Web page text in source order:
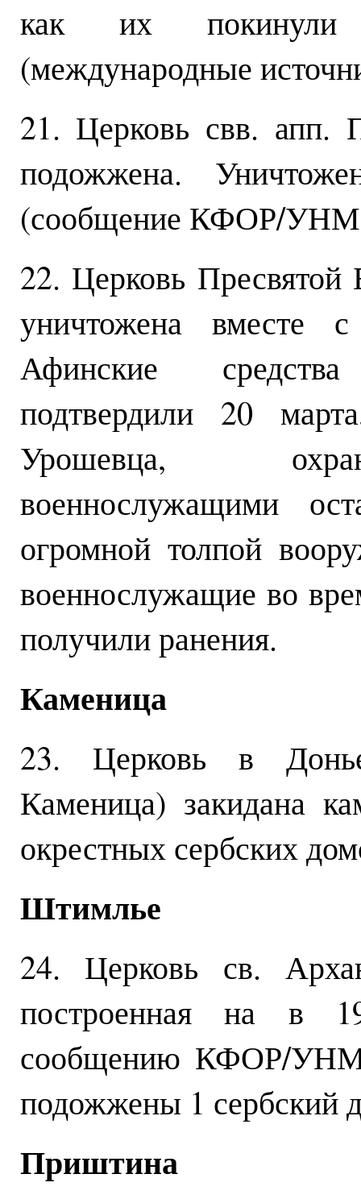
как их покинули
(международные
21. Церковь свв. апп.
подожжена.
(сообщение КФОР/
22. Церковь
уничтожена вместе
Афинские
подтвердили 20
Урошевца,
военнослужащими
огромной толпой
военнослужащие во
получили ранения.
Каменица
23. Церковь в
Каменица) закидана
окрестных сербских
Штимлье
24. Церковь св.
построенная на в
сообщению КФОР/
подожжены 1 сербский
Приштина